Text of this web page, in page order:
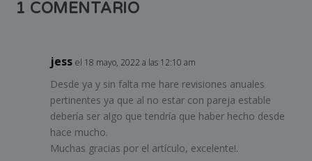
1 COMENTARIO
jess el 18 mayo, 2022 a las 12:10 am
Desde ya y sin falta me hare revisiones anuales
pertinentes ya que al no estar con pareja estable
debería ser algo que tendría que haber hecho desde
hace mucho.
Muchas gracias por el artículo, excelente!.